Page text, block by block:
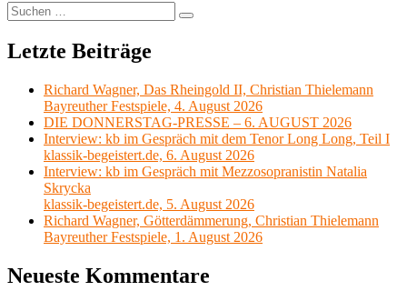
Suchen
nach:
Suchen
Letzte Beiträge
Richard Wagner, Das Rheingold II, Christian Thielemann
Bayreuther Festspiele, 4. August 2026
DIE DONNERSTAG-PRESSE – 6. AUGUST 2026
Interview: kb im Gespräch mit dem Tenor Long Long, Teil I
klassik-begeistert.de, 6. August 2026
Interview: kb im Gespräch mit Mezzosopranistin Natalia
Skrycka
klassik-begeistert.de, 5. August 2026
Richard Wagner, Götterdämmerung, Christian Thielemann
Bayreuther Festspiele, 1. August 2026
Neueste Kommentare